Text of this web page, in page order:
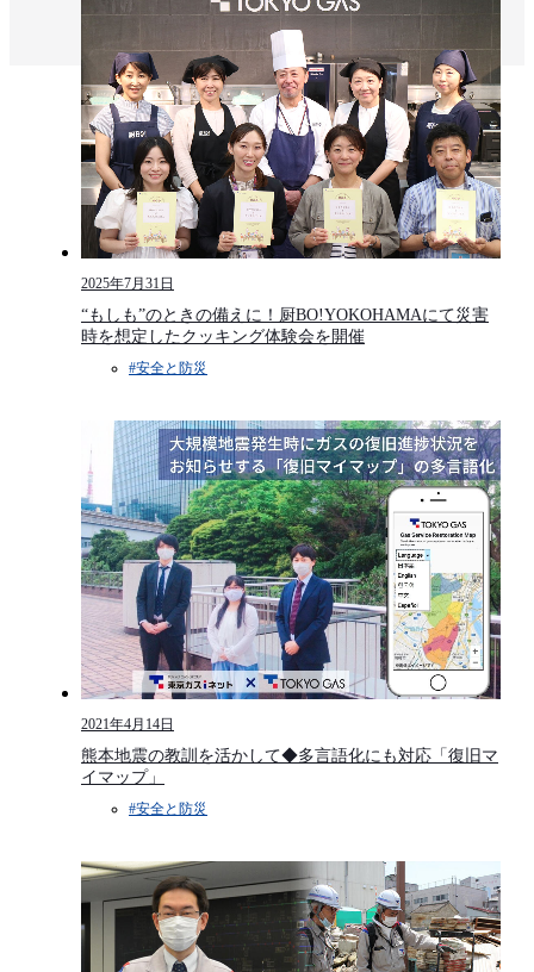
2025年7月31日
“もしも”のときの備えに！厨BO!YOKOHAMAにて災害
時を想定したクッキング体験会を開催
#安全と防災​
2021年4月14日
熊本地震の教訓を活かして◆多言語化にも対応「復旧マ
イマップ」
#安全と防災​